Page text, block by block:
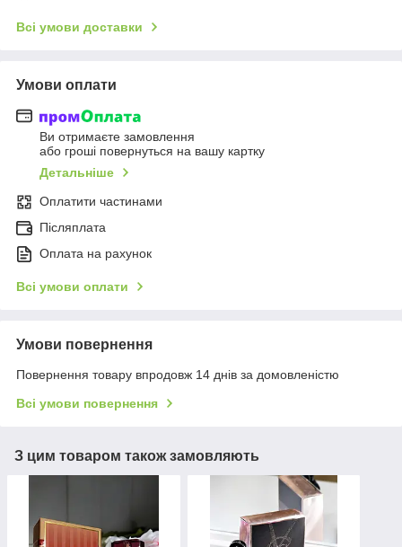
Всі умови доставки
Умови оплати
Ви отримаєте замовлення
або гроші повернуться на вашу картку
Детальніше
Оплатити частинами
Післяплата
Оплата на рахунок
Всі умови оплати
Умови повернення
Повернення товару впродовж 14 днів за домовленістю
Всі умови повернення
З цим товаром також замовляють